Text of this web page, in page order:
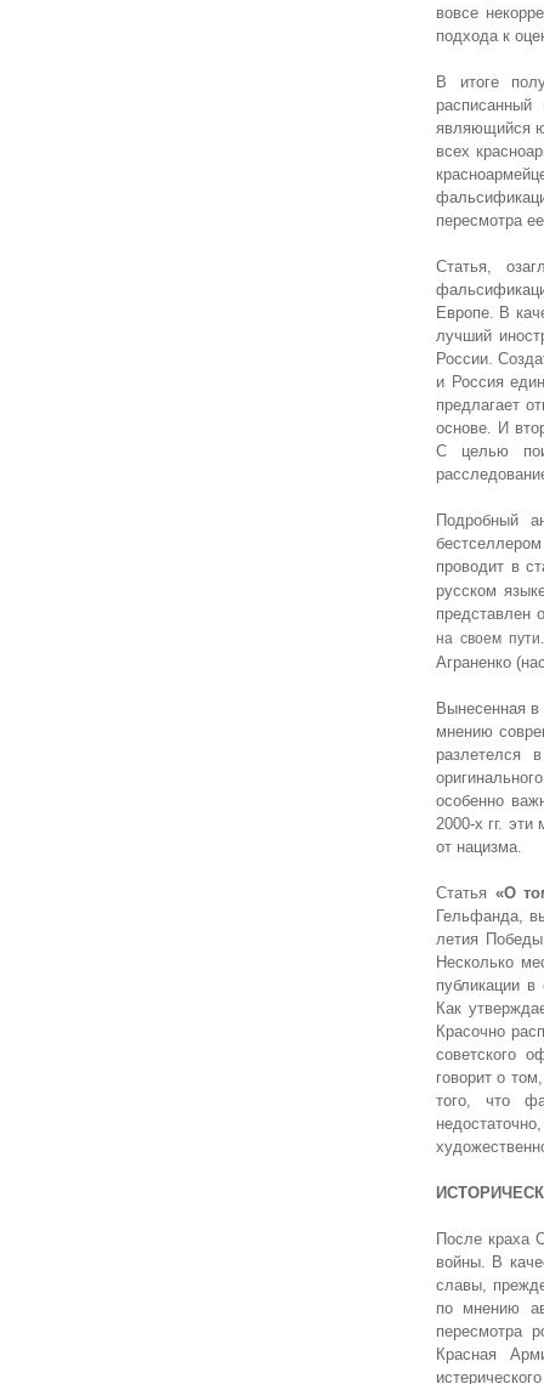
вовсе
подхода к
В итоге
являющийся
всех
пересмотра
Статья,
Европе. В
лучший
России.
и Россия
предлагает
основе. И
С целью
Подробный
проводит в
русском
представлен
на своем
Аграненко
Вынесенная в
мнению
разлетелся
особенно
2000-х гг.
от нацизма.
Статья «О
Гельфанда,
летия
Несколько
публикации
Как
Красочно
советского
говорит о
того, что
После краха
войны. В
славы,
по мнению
пересмотра
Красная